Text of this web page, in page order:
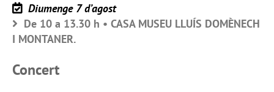
Diumenge 7 d’agost
De 10 a 13.30 h • CASA MUSEU LLUÍS DOMÈNECH
I MONTANER.
Concert